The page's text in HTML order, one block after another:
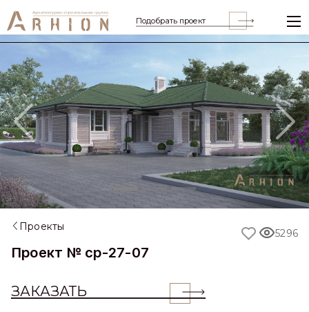
Подобрать проект
Previous
Проекты
Проект № cp-27-07
ЗАКАЗАТЬ
5296